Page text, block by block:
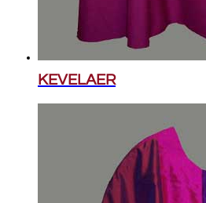
KEVELAER